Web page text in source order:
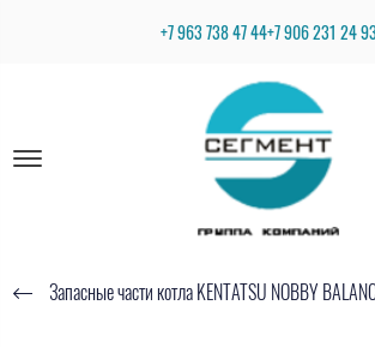
+7 963 738 47 44+7 906 231 24
Запасные части котла KENTATSU NOBBY